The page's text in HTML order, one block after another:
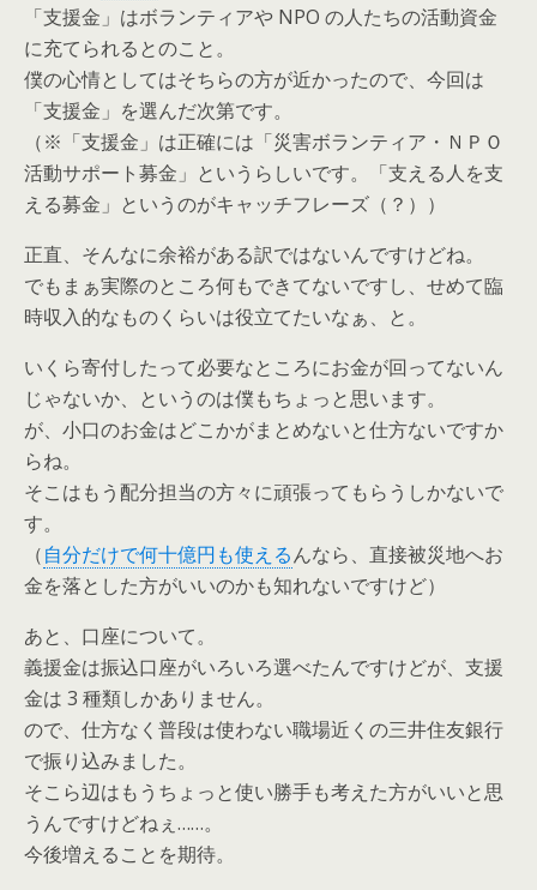
「支援金」はボランティアや NPO の人たちの活動資金
に充てられるとのこと。
僕の心情としてはそちらの方が近かったので、今回は
「支援金」を選んだ次第です。
（※「支援金」は正確には「災害ボランティア・ＮＰＯ
活動サポート募金」というらしいです。「支える人を支
える募金」というのがキャッチフレーズ（？））
正直、そんなに余裕がある訳ではないんですけどね。
でもまぁ実際のところ何もできてないですし、せめて臨
時収入的なものくらいは役立てたいなぁ、と。
いくら寄付したって必要なところにお金が回ってないん
じゃないか、というのは僕もちょっと思います。
が、小口のお金はどこかがまとめないと仕方ないですか
らね。
そこはもう配分担当の方々に頑張ってもらうしかないで
す。
（自分だけで何十億円も使えるんなら、直接被災地へお
金を落とした方がいいのかも知れないですけど）
あと、口座について。
義援金は振込口座がいろいろ選べたんですけどが、支援
金は 3 種類しかありません。
ので、仕方なく普段は使わない職場近くの三井住友銀行
で振り込みました。
そこら辺はもうちょっと使い勝手も考えた方がいいと思
うんですけどねぇ……。
今後増えることを期待。